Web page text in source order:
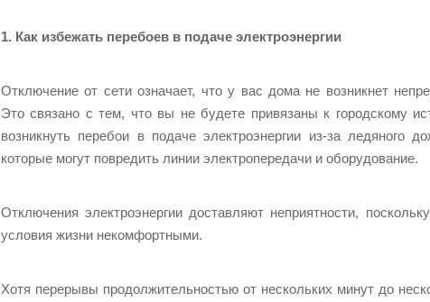
1. Как избежать перебоев в подаче электроэнергии
Отключение от сети означает, что у вас дома не возникнет
Это связано с тем, что вы не будете привязаны к городскому
возникнуть перебои в подаче электроэнергии из-за ледяного
которые могут повредить линии электропередачи и оборудование.
Отключения электроэнергии доставляют неприятности,
условия жизни некомфортными.
Хотя перерывы продолжительностью от нескольких минут до